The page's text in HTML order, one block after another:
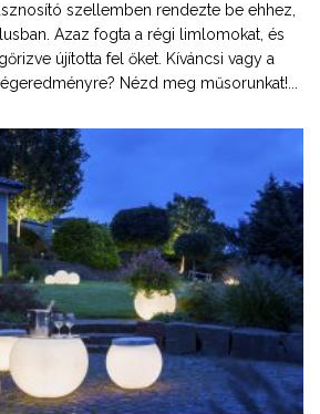
szellemben rendezte be ehhez,
Azaz fogta a régi limlomokat, és
újította fel őket. Kíváncsi vagy a
Nézd meg műsorunkat!...